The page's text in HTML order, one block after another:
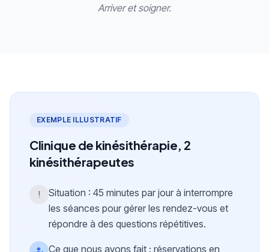
Arriver et soigner.
EXEMPLE ILLUSTRATIF
Clinique de kinésithérapie, 2
kinésithérapeutes
Situation : 45 minutes par jour à interrompre
les séances pour gérer les rendez-vous et
répondre à des questions répétitives.
Ce que nous avons fait : réservations en